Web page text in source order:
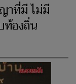
าที่มี ไม่มี
ท้องถิ่น